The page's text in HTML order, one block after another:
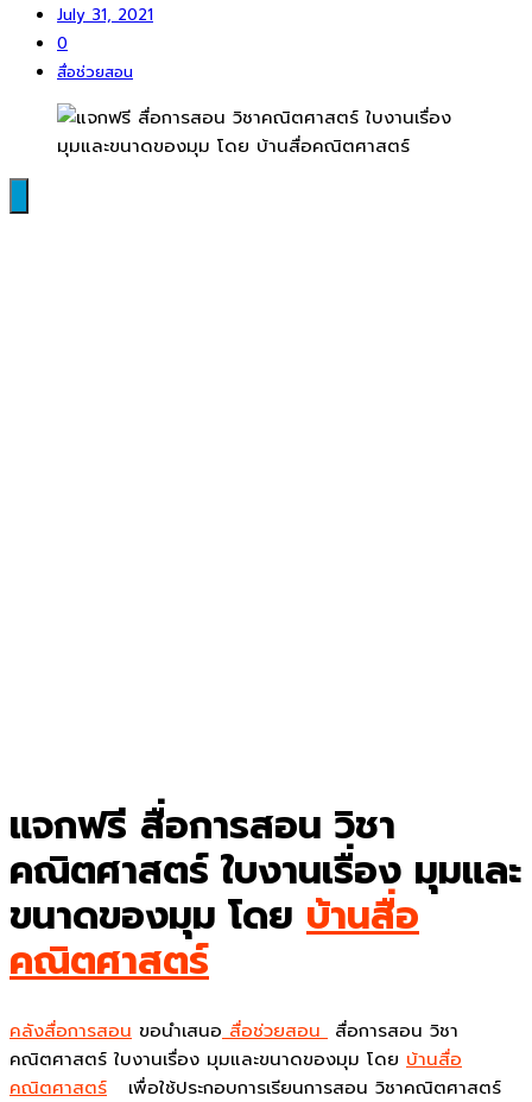
July 31, 2021
0
สื่อช่วยสอน
แจกฟรี สื่อการสอน วิชา
คณิตศาสตร์ ใบงานเรื่อง มุมและ
ขนาดของมุม โดย บ้านสื่อ
คณิตศาสตร์
คลังสื่อการสอน ขอนำเสนอ สื่อช่วยสอน
สื่อการสอน วิชา
คณิตศาสตร์ ใบงานเรื่อง มุมและขนาดของมุม โดย บ้านสื่อ
คณิตศาสตร์ เพื่อใช้ประกอบการเรียนการสอน วิชาคณิตศาสตร์